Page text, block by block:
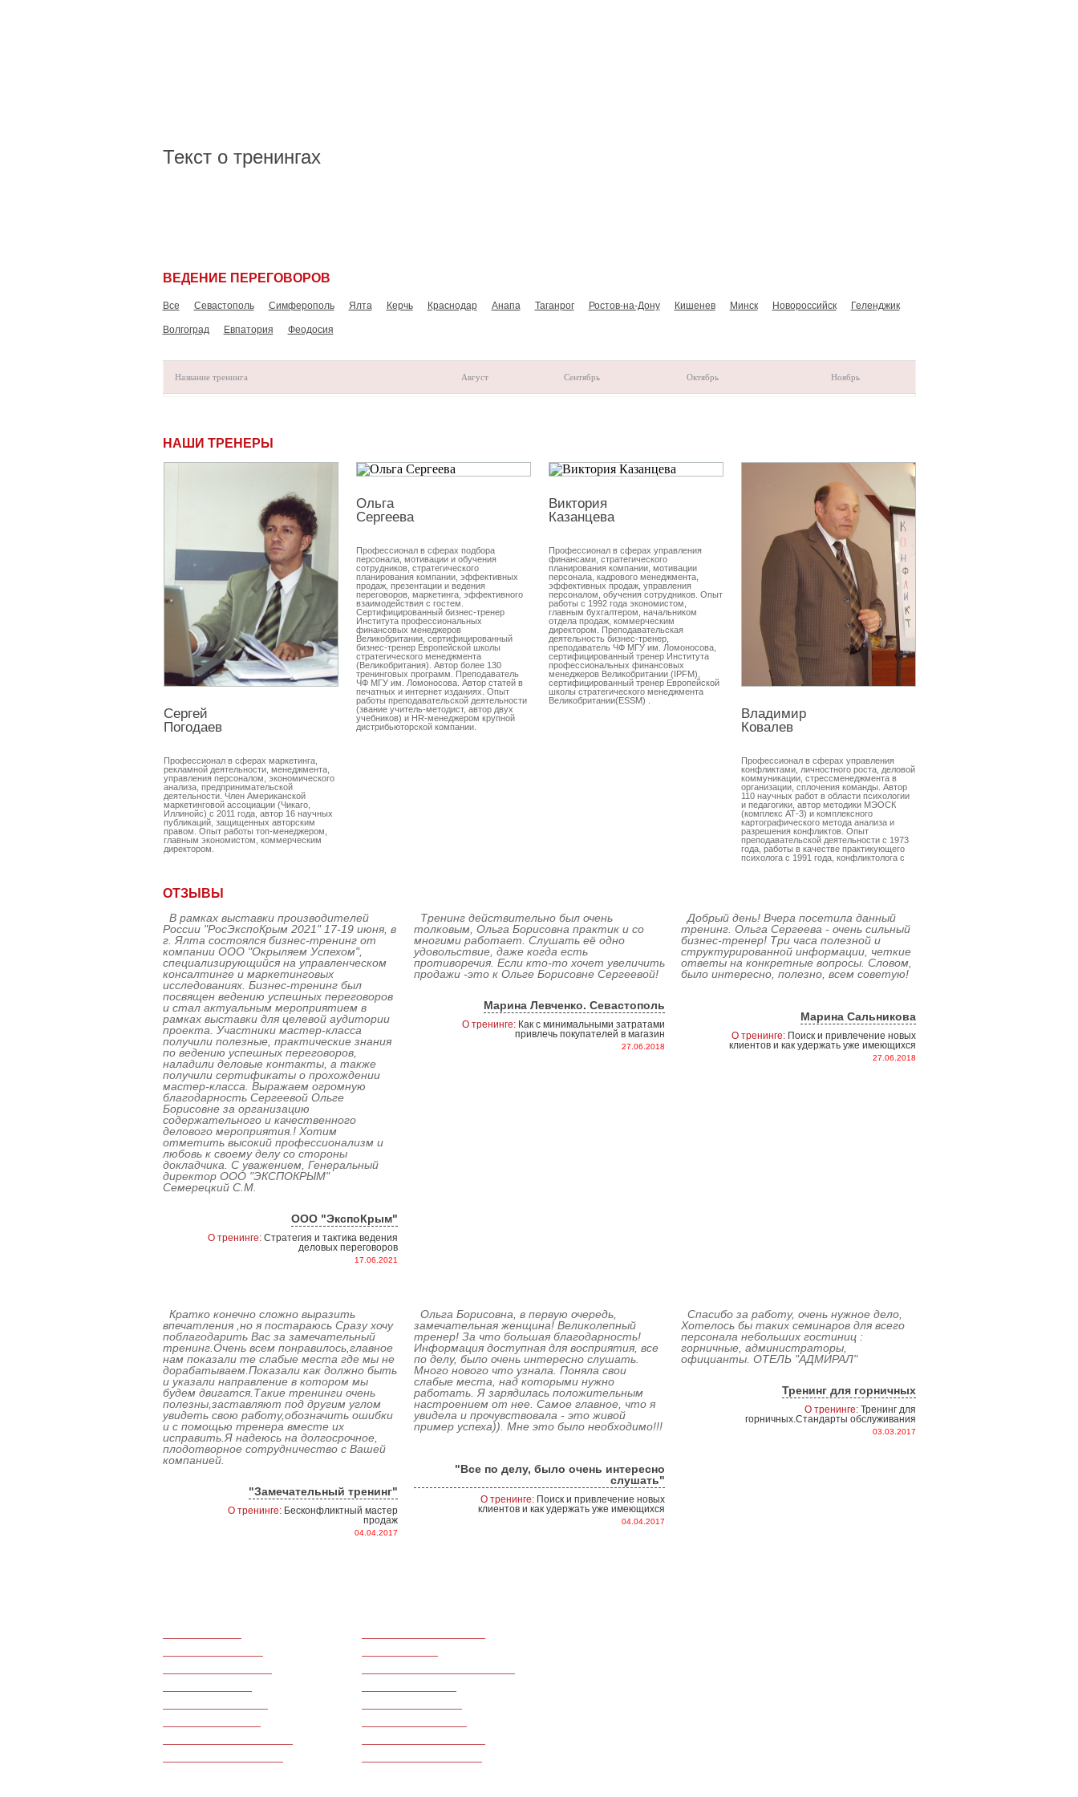
Текст о тренингах
ВЕДЕНИЕ ПЕРЕГОВОРОВ
Все Севастополь Симферополь Ялта Керчь Краснодар Анапа Таганрог Ростов-на-Дону Кишенев Минск Новороссийск Геленджик
Волгоград Евпатория Феодосия
Название тренинга Август Сентябрь Октябрь Ноябрь
НАШИ ТРЕНЕРЫ
Сергей
Погодаев
Профессионал в сферах маркетинга,
рекламной деятельности, менеджмента,
управления персоналом, экономического
анализа, предпринимательской
деятельности. Член Американской
маркетинговой ассоциации (Чикаго,
Иллинойс) с 2011 года, автор 16 научных
публикаций, защищенных авторским
правом. Опыт работы топ-менеджером,
главным экономистом, коммерческим
директором.
Ольга
Сергеева
Профессионал в сферах подбора
персонала, мотивации и обучения
сотрудников, стратегического
планирования компании, эффективных
продаж, презентации и ведения
переговоров, маркетинга, эффективного
взаимодействия с гостем.
Сертифицированный бизнес-тренер
Института профессиональных
финансовых менеджеров
Великобритании, сертифицированный
бизнес-тренер Европейской школы
стратегического менеджмента
(Великобритания). Автор более 130
тренинговых программ. Преподаватель
ЧФ МГУ им. Ломоносова. Автор статей в
печатных и интернет изданиях. Опыт
работы преподавательской деятельности
(звание учитель-методист, автор двух
учебников) и HR-менеджером крупной
дистрибьюторской компании.
Виктория
Казанцева
Профессионал в сферах управления
финансами, стратегического
планирования компании, мотивации
персонала, кадрового менеджмента,
эффективных продаж, управления
персоналом, обучения сотрудников. Опыт
работы с 1992 года экономистом,
главным бухгалтером, начальником
отдела продаж, коммерческим
директором. Преподавательская
деятельность бизнес-тренер,
преподаватель ЧФ МГУ им. Ломоносова,
сертифицированный тренер Института
профессиональных финансовых
менеджеров Великобритании (IPFM),
сертифицированный тренер Европейской
школы стратегического менеджмента
Великобритании(ESSM) .
Владимир
Ковалев
Профессионал в сферах управления
конфликтами, личностного роста, деловой
коммуникации, стрессменеджмента в
организации, сплочения команды. Автор
110 научных работ в области психологии
и педагогики, автор методики МЭОСК
(комплекс АТ-3) и комплексного
картографического метода анализа и
разрешения конфликтов. Опыт
преподавательской деятельности с 1973
года, работы в качестве практикующего
психолога с 1991 года, конфликтолога с
ОТЗЫВЫ
В рамках выставки производителей
России "РосЭкспоКрым 2021" 17-19 июня, в
г. Ялта состоялся бизнес-тренинг от
компании ООО "Окрыляем Успехом",
специализирующийся на управленческом
консалтинге и маркетинговых
исследованиях. Бизнес-тренинг был
посвящен ведению успешных переговоров
и стал актуальным мероприятием в
рамках выставки для целевой аудитории
проекта. Участники мастер-класса
получили полезные, практические знания
по ведению успешных переговоров,
наладили деловые контакты, а также
получили сертификаты о прохождении
мастер-класса. Выражаем огромную
благодарность Сергеевой Ольге
Борисовне за организацию
содержательного и качественного
делового мероприятия.! Хотим
отметить высокий профессионализм и
любовь к своему делу со стороны
докладчика. С уважением, Генеральный
директор ООО "ЭКСПОКРЫМ"
Семерецкий С.М.
ООО "ЭкспоКрым"
О тренинге:Стратегия и тактика ведения
деловых переговоров
17.06.2021
Тренинг действительно был очень
толковым, Ольга Борисовна практик и со
многими работает. Слушать её одно
удовольствие, даже когда есть
противоречия. Если кто-то хочет увеличить
продажи -это к Ольге Борисовне Сергеевой!
Марина Левченко. Севастополь
О тренинге:Как с минимальными затратами
привлечь покупателей в магазин
27.06.2018
Добрый день! Вчера посетила данный
тренинг. Ольга Сергеева - очень сильный
бизнес-тренер! Три часа полезной и
структурированной информации, четкие
ответы на конкретные вопросы. Словом,
было интересно, полезно, всем советую!
Марина Сальникова
О тренинге:Поиск и привлечение новых
клиентов и как удержать уже имеющихся
27.06.2018
Кратко конечно сложно выразить
впечатления ,но я постараюсь Сразу хочу
поблагодарить Вас за замечательный
тренинг.Очень всем понравилось,главное
нам показали те слабые места где мы не
дорабатываем.Показали как должно быть
и указали направление в котором мы
будем двигатся.Такие тренинги очень
полезны,заставляют под другим углом
увидеть свою работу,обозначить ошибки
и с помощью тренера вместе их
исправить.Я надеюсь на долгосрочное,
плодотворное сотрудничество с Вашей
компанией.
"Замечательный тренинг"
О тренинге:Бесконфликтный мастер
продаж
04.04.2017
Ольга Борисовна, в первую очередь,
замечательная женщина! Великолепный
тренер! За что большая благодарность!
Информация доступная для восприятия, все
по делу, было очень интересно слушать.
Много нового что узнала. Поняла свои
слабые места, над которыми нужно
работать. Я зарядилась положительным
настроением от нее. Самое главное, что я
увидела и прочувствовала - это живой
пример успеха)). Мне это было необходимо!!!
"Все по делу, было очень интересно
слушать"
О тренинге:Поиск и привлечение новых
клиентов и как удержать уже имеющихся
04.04.2017
Спасибо за работу, очень нужное дело,
Хотелось бы таких семинаров для всего
персонала небольших гостиниц :
горничные, администраторы,
официанты. ОТЕЛЬ "АДМИРАЛ"
Тренинг для горничных
О тренинге:Тренинг для
горничных.Стандарты обслуживания
03.03.2017